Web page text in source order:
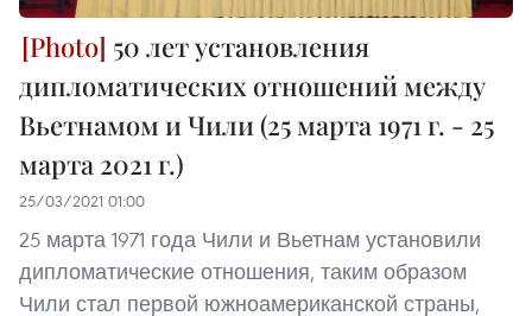
50 лет установления
дипломатических отношений между
Вьетнамом и Чили (25 марта 1971 г. - 25
марта 2021 г.)
25/03/2021 01:00
25 марта 1971 года Чили и Вьетнам установили
дипломатические отношения, таким образом
Чили стал первой южноамериканской страны,